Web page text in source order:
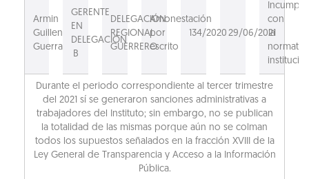
Armin
Guillen
Guerra
GERENTE
EN
DELEGACIÓN
B
DELEGACIÓN
REGIONAL
GUERRERO
Amonestación
por
escrito
134/2020 29/06/2021
con
la
Durante el periodo correspondiente al tercer trimestre
del 2021 sí se generaron sanciones administrativas a
trabajadores del Instituto; sin embargo, no se publican
la totalidad de las mismas porque aún no se colman
todos los supuestos señalados en la fracción XVIII de la
Ley General de Transparencia y Acceso a la Información
Pública.